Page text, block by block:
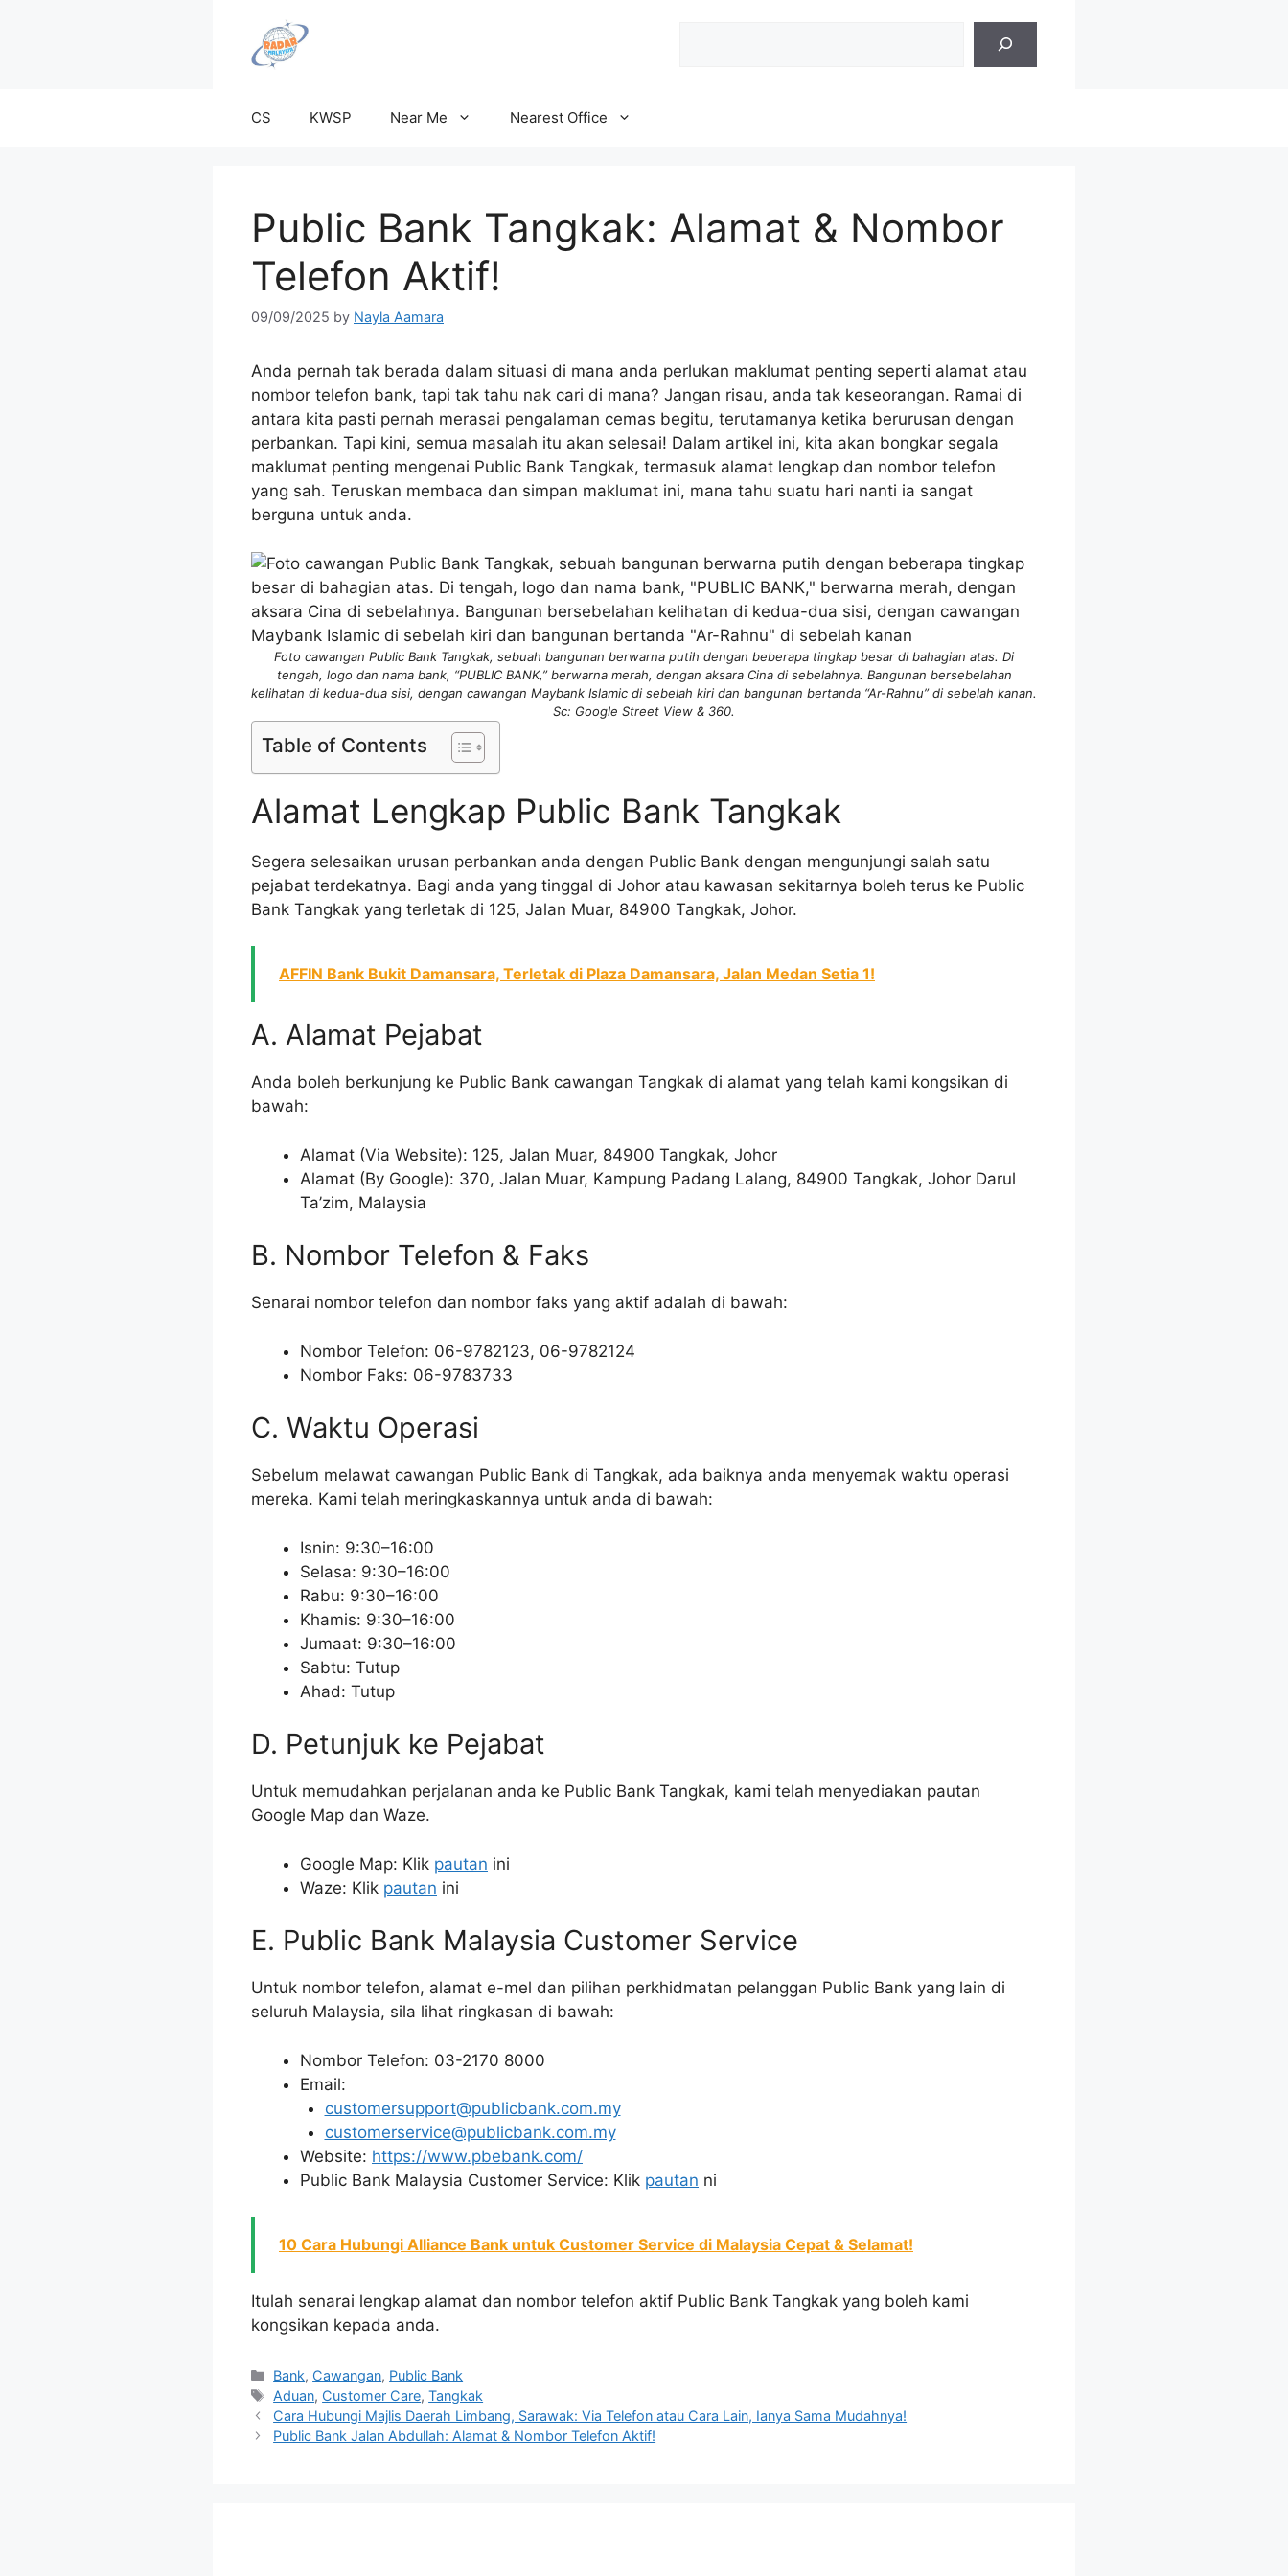
CS KWSP Near Me Nearest Office
Public Bank Tangkak: Alamat & Nombor
Telefon Aktif!
09/09/2025 by Nayla Aamara
Anda pernah tak berada dalam situasi di mana anda perlukan maklumat penting seperti alamat atau
nombor telefon bank, tapi tak tahu nak cari di mana? Jangan risau, anda tak keseorangan. Ramai di
antara kita pasti pernah merasai pengalaman cemas begitu, terutamanya ketika berurusan dengan
perbankan. Tapi kini, semua masalah itu akan selesai! Dalam artikel ini, kita akan bongkar segala
maklumat penting mengenai Public Bank Tangkak, termasuk alamat lengkap dan nombor telefon
yang sah. Teruskan membaca dan simpan maklumat ini, mana tahu suatu hari nanti ia sangat
berguna untuk anda.
Foto cawangan Public Bank Tangkak, sebuah bangunan berwarna putih dengan beberapa tingkap besar di bahagian atas. Di
tengah, logo dan nama bank, “PUBLIC BANK,” berwarna merah, dengan aksara Cina di sebelahnya. Bangunan bersebelahan
kelihatan di kedua-dua sisi, dengan cawangan Maybank Islamic di sebelah kiri dan bangunan bertanda “Ar-Rahnu” di sebelah kanan.
Sc: Google Street View & 360.
Table of Contents
Alamat Lengkap Public Bank Tangkak
Segera selesaikan urusan perbankan anda dengan Public Bank dengan mengunjungi salah satu
pejabat terdekatnya. Bagi anda yang tinggal di Johor atau kawasan sekitarnya boleh terus ke Public
Bank Tangkak yang terletak di 125, Jalan Muar, 84900 Tangkak, Johor.
AFFIN Bank Bukit Damansara, Terletak di Plaza Damansara, Jalan Medan Setia 1!
A. Alamat Pejabat
Anda boleh berkunjung ke Public Bank cawangan Tangkak di alamat yang telah kami kongsikan di
bawah:
Alamat (Via Website): 125, Jalan Muar, 84900 Tangkak, Johor
Alamat (By Google): 370, Jalan Muar, Kampung Padang Lalang, 84900 Tangkak, Johor Darul
Ta’zim, Malaysia
B. Nombor Telefon & Faks
Senarai nombor telefon dan nombor faks yang aktif adalah di bawah:
Nombor Telefon: 06-9782123, 06-9782124
Nombor Faks: 06-9783733
C. Waktu Operasi
Sebelum melawat cawangan Public Bank di Tangkak, ada baiknya anda menyemak waktu operasi
mereka. Kami telah meringkaskannya untuk anda di bawah:
Isnin: 9:30–16:00
Selasa: 9:30–16:00
Rabu: 9:30–16:00
Khamis: 9:30–16:00
Jumaat: 9:30–16:00
Sabtu: Tutup
Ahad: Tutup
D. Petunjuk ke Pejabat
Untuk memudahkan perjalanan anda ke Public Bank Tangkak, kami telah menyediakan pautan
Google Map dan Waze.
Google Map: Klik pautan ini
Waze: Klik pautan ini
E. Public Bank Malaysia Customer Service
Untuk nombor telefon, alamat e-mel dan pilihan perkhidmatan pelanggan Public Bank yang lain di
seluruh Malaysia, sila lihat ringkasan di bawah:
Nombor Telefon: 03-2170 8000
Email:
customersupport@publicbank.com.my
customerservice@publicbank.com.my
Website: https://www.pbebank.com/
Public Bank Malaysia Customer Service: Klik pautan ni
10 Cara Hubungi Alliance Bank untuk Customer Service di Malaysia Cepat & Selamat!
Itulah senarai lengkap alamat dan nombor telefon aktif Public Bank Tangkak yang boleh kami
kongsikan kepada anda.
Categories
Bank, Cawangan, Public Bank
Tags
Aduan, Customer Care,Tangkak
Cara Hubungi Majlis Daerah Limbang, Sarawak: Via Telefon atau Cara Lain, Ianya Sama Mudahnya!
Public Bank Jalan Abdullah: Alamat & Nombor Telefon Aktif!